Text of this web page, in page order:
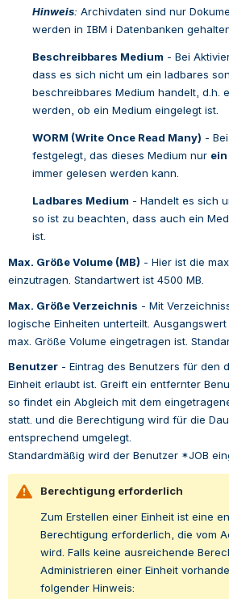
Hinweis: Archivdaten sind nur
werden in IBM i Datenbanken
Beschreibbares Medium - Bei
dass es sich nicht um ein ladbares
beschreibbares Medium handelt, d.h.
werden, ob ein Medium eingelegt ist.
WORM (Write Once Read Many) -
festgelegt, das dieses Medium nur ein
immer gelesen werden kann.
Ladbares Medium - Handelt es sich
so ist zu beachten, dass auch ein
ist.
Max. Größe Volume (MB) - Hier ist die
einzutragen. Standartwert ist 4500 MB.
Max. Größe Verzeichnis - Mit
logische Einheiten unterteilt.
max. Größe Volume eingetragen ist.
Benutzer - Eintrag des Benutzers für den
Einheit erlaubt ist. Greift ein entfernter
so findet ein Abgleich mit dem
statt. und die Berechtigung wird für die
entsprechend umgelegt.
Standardmäßig wird der Benutzer *JOB
Berechtigung erforderlich
Zum Erstellen einer Einheit ist eine
Berechtigung erforderlich, die vom
wird. Falls keine ausreichende
Administrieren einer Einheit
folgender Hinweis: